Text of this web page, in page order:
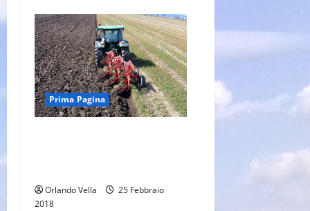
Prima Pagina
Orlando Vella
25 Febbraio
2018